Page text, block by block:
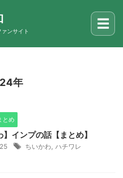
ンサイト ☰
年
とめ
】インプの話【まとめ】
ちいかわ ハチワレ